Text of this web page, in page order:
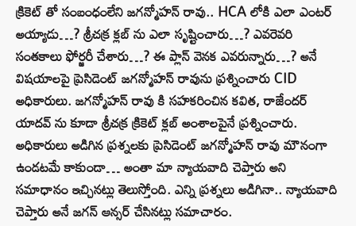
క్రికెట్ తో సంబంధంలేని జగన్మోహన్ రావు.. HCA లోకి ఎలా ఎంటర్
అయ్యాడు…? శ్రీచక్ర క్లబ్ ను ఎలా సృష్టించారు…? ఎవరెవరి
సంతకాలు ఫోర్జరీ చేశారు…? ఈ ప్లాన్ వెనక ఎవరున్నారు…? అనే
విషయాలపై ప్రెసిడెంట్ జగన్మోహన్ రావును ప్రశ్నించారు CID
అధికారులు. జగన్మోహన్ రావు కి సహకరించిన కవిత, రాజేందర్
యాదవ్ ను కూడా శ్రీచక్ర క్రికెట్ క్లబ్ అంశాలపైనే ప్రశ్నించారు.
అధికారులు అడిగిన ప్రశ్నలకు ప్రెసిడెంట్ జగన్మోహన్ రావు మౌనంగా
ఉండటమే కాకుండా… అంతా మా న్యాయవాది చెప్తారు అని
సమాధానం ఇచ్చినట్లు తెలుస్తోంది. ఎన్ని ప్రశ్నలు అడిగినా.. న్యాయవాది
చెప్తారు అనే జగన్ ఆన్సర్ చేసినట్లు సమాచారం.